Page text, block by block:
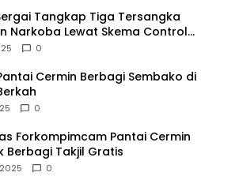
Tangkap Tiga Tersangka
Narkoba Lewat Skema Control
0
Cermin Berbagi Sembako di
0
Forkompimcam Pantai Cermin
Kompak Berbagi Takjil Gratis
0